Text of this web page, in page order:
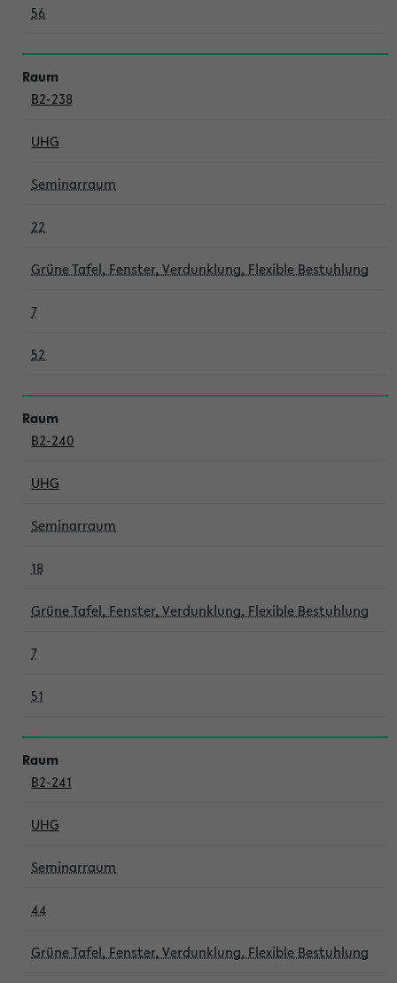
56
B2-238
UHG
Seminarraum
22
Grüne Tafel, Fenster, Verdunklung, Flexible Bestuhlung
7
52
B2-240
UHG
Seminarraum
18
Grüne Tafel, Fenster, Verdunklung, Flexible Bestuhlung
7
51
B2-241
UHG
Seminarraum
44
Grüne Tafel, Fenster, Verdunklung, Flexible Bestuhlung